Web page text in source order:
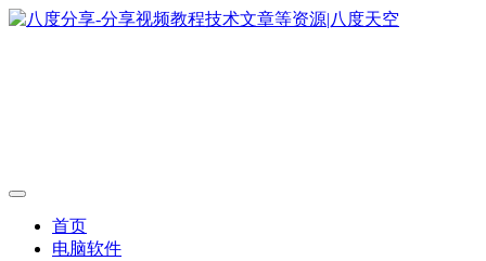
首页
电脑软件